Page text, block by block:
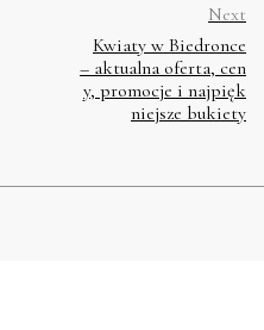
Next
Kwiaty w Biedronce
– aktualna oferta, cen
y, promocje i najpięk
niejsze bukiety